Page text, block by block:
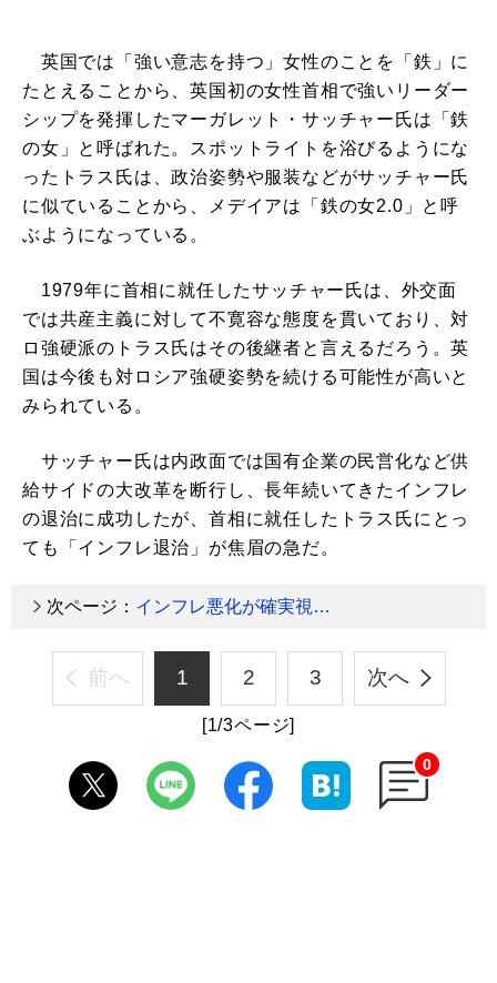
英国では「強い意志を持つ」女性のことを「鉄」に
たとえることから、英国初の女性首相で強いリーダー
シップを発揮したマーガレット・サッチャー氏は「鉄
の女」と呼ばれた。スポットライトを浴びるようにな
ったトラス氏は、政治姿勢や服装などがサッチャー氏
に似ていることから、メデイアは「鉄の女2.0」と呼
ぶようになっている。
1979年に首相に就任したサッチャー氏は、外交面
では共産主義に対して不寛容な態度を貫いており、対
ロ強硬派のトラス氏はその後継者と言えるだろう。英
国は今後も対ロシア強硬姿勢を続ける可能性が高いと
みられている。
サッチャー氏は内政面では国有企業の民営化など供
給サイドの大改革を断行し、長年続いてきたインフレ
の退治に成功したが、首相に就任したトラス氏にとっ
ても「インフレ退治」が焦眉の急だ。
次ページ： インフレ悪化が確実視…
前へ 1 2 3 次へ
[1/3ページ]
0